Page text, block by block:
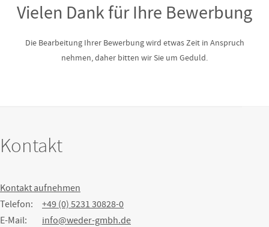
Vielen Dank für Ihre Bewerbung
Die Bearbeitung Ihrer Bewerbung wird etwas Zeit in Anspruch
nehmen, daher bitten wir Sie um Geduld.
Kontakt
Kontakt aufnehmen
Telefon:
+49 (0) 5231 30828-0
E-Mail:
info@weder-gmbh.de